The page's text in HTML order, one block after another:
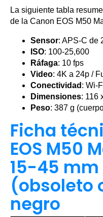
La siguiente tabla
de la Canon EOS M50
Sensor: APS-C de
ISO: 100-25,600
Ráfaga: 10 fps
Video: 4K a 24p /
Conectividad : Wi-
Dimensiones: 116
Peso: 387 g
Ficha
EOS M50
15-45 mm
(obsoleto
negro